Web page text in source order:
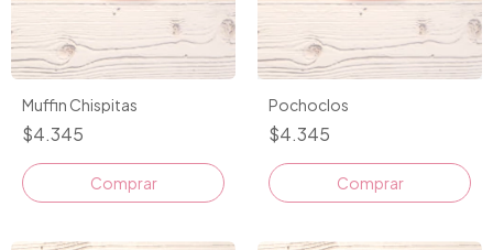
Muffin Chispitas
$4.345
Comprar
Pochoclos
$4.345
Comprar